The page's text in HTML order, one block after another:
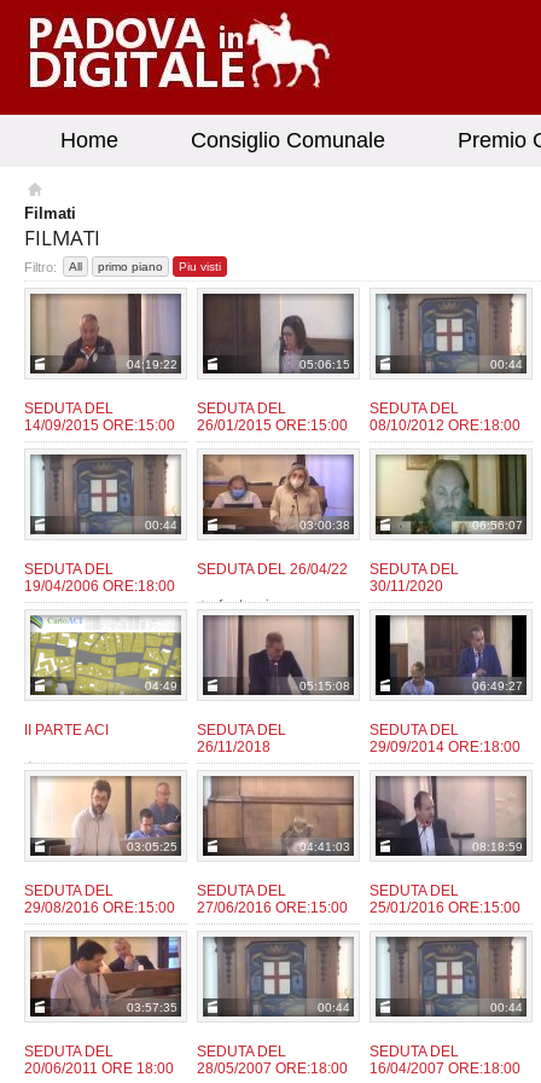
Home Consiglio Comunale Premio
Filmati
FILMATI
Filtro: All primo piano Piu visti
04:19:22
SEDUTA DEL
14/09/2015 ORE:15:00
da:admin
05:06:15
SEDUTA DEL
26/01/2015 ORE:15:00
da:admin
00:44
SEDUTA DEL
08/10/2012 ORE:18:00
da:admin
00:44
SEDUTA DEL
19/04/2006 ORE:18:00
da:admin
03:00:38
SEDUTA DEL 26/04/22
da:fantozzie
06:56:07
SEDUTA DEL
30/11/2020
da:fantozzie
04:49
II PARTE ACI
da:user
05:15:08
SEDUTA DEL
26/11/2018
da:giaconm
06:49:27
SEDUTA DEL
29/09/2014 ORE:18:00
da:admin
03:05:25
SEDUTA DEL
29/08/2016 ORE:15:00
da:admin
04:41:03
SEDUTA DEL
27/06/2016 ORE:15:00
da:admin
08:18:59
SEDUTA DEL
25/01/2016 ORE:15:00
da:admin
03:57:35
SEDUTA DEL
20/06/2011 ORE 18:00
00:44
SEDUTA DEL
28/05/2007 ORE:18:00
00:44
SEDUTA DEL
16/04/2007 ORE:18:00